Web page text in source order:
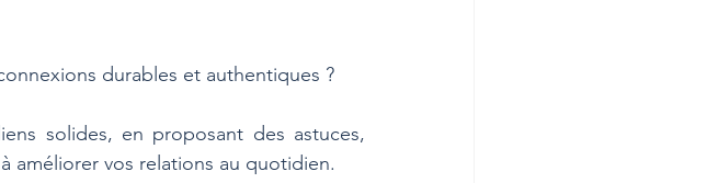
durables et authentiques ?
solides, en proposant des astuces,
améliorer vos relations au quotidien.